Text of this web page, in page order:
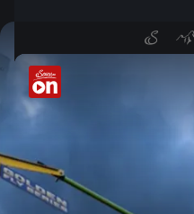
Golden